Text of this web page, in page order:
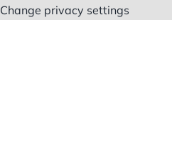
Change privacy settings